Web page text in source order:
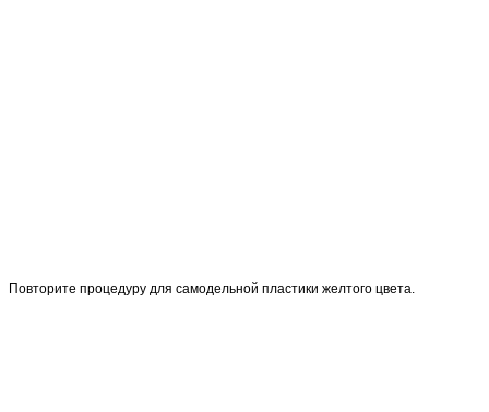
Повторите процедуру для самодельной пластики желтого цвета.